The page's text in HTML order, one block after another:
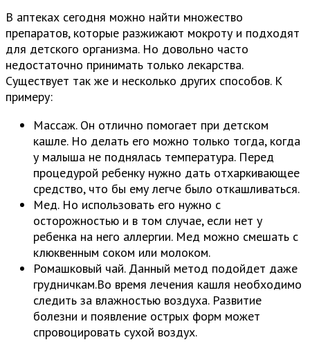
В аптеках сегодня можно найти множество
препаратов, которые разжижают мокроту и подходят
для детского организма. Но довольно часто
недостаточно принимать только лекарства.
Существует так же и несколько других способов. К
примеру:
Массаж. Он отлично помогает при детском
кашле. Но делать его можно только тогда, когда
у малыша не поднялась температура. Перед
процедурой ребенку нужно дать отхаркивающее
средство, что бы ему легче было откашливаться.
Мед. Но использовать его нужно с
осторожностью и в том случае, если нет у
ребенка на него аллергии. Мед можно смешать с
клюквенным соком или молоком.
Ромашковый чай. Данный метод подойдет даже
грудничкам.Во время лечения кашля необходимо
следить за влажностью воздуха. Развитие
болезни и появление острых форм может
спровоцировать сухой воздух.